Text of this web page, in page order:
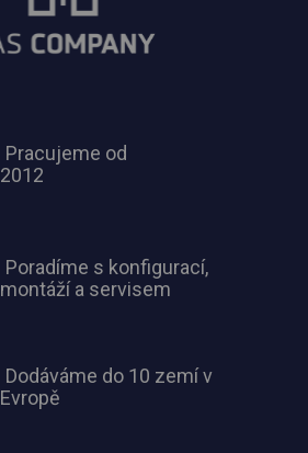
Pracujeme od
2012
Poradíme s konfigurací,
montáží a servisem
Dodáváme do 10 zemí v
Evropě